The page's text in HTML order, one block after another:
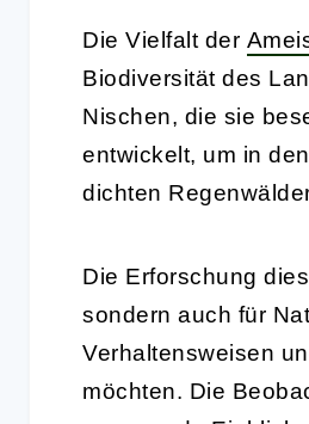
Die Vielfalt der
Biodiversität des
Nischen, die sie
entwickelt, um in
dichten
Die Erforschung
sondern auch für
Verhaltensweisen
möchten. Die